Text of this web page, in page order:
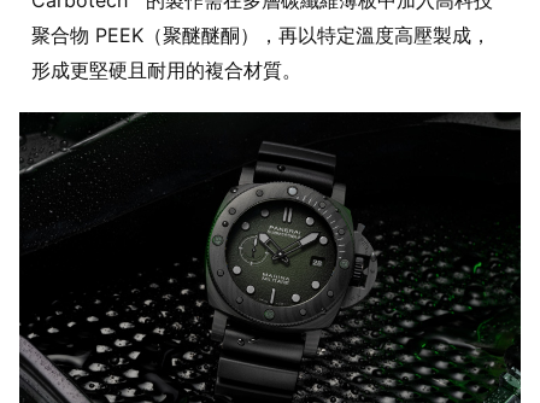
聚合物 PEEK（聚醚醚酮），再以特定溫度高壓製成，
形成更堅硬且耐用的複合材質。